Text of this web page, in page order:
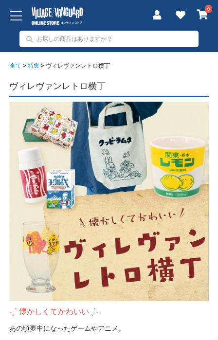
0
全て > 特集 > ヴィレヴァンレトロ横丁
ヴィレヴァンレトロ横丁
˗ˏˋ 懐かしくてかわいい ˎˊ˗
あの頃夢中になったゲームやアニメ。